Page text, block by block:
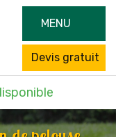
MENU
Devis gratuit